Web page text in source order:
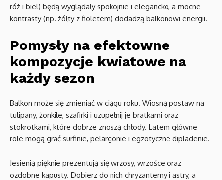
róż i biel) będą wyglądały spokojnie i elegancko, a mocne
kontrasty (np. żółty z fioletem) dodadzą balkonowi energii.
Pomysły na efektowne
kompozycje kwiatowe na
każdy sezon
Balkon może się zmieniać w ciągu roku. Wiosną postaw na
tulipany, żonkile, szafirki i uzupełnij je bratkami oraz
stokrotkami, które dobrze znoszą chłody. Latem główne
role mogą grać surfinie, pelargonie i egzotyczne dipladenie.
Jesienią pięknie prezentują się wrzosy, wrzośce oraz
ozdobne kapusty. Dobierz do nich chryzantemy i astry, a